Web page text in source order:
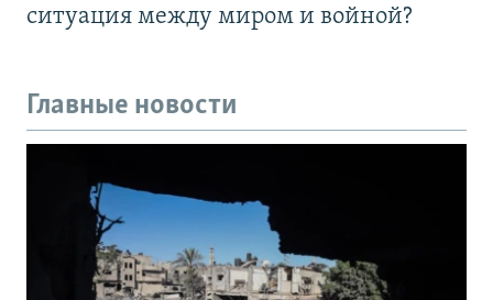
ситуация между миром и войной?
Главные новости